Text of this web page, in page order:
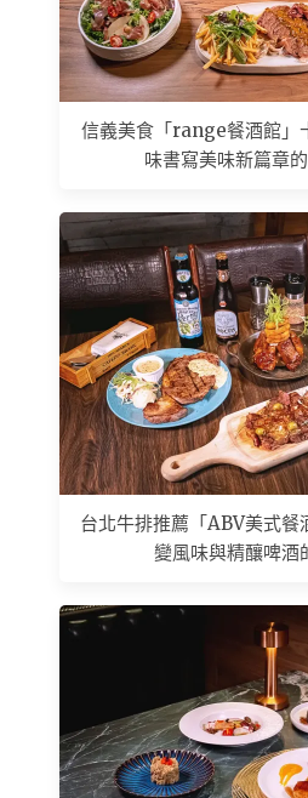
信義美食「range餐酒館」
味書寫美味新篇章
台北牛排推薦「ABV美式餐
變風味與精釀啤酒